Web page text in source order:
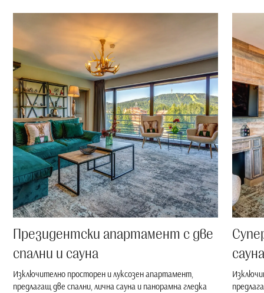
Президентски апартамент с две
спални и сауна
Изключително просторен и луксозен апартамент,
предлагащ две спални, лична сауна и панорамна гледка
сауна